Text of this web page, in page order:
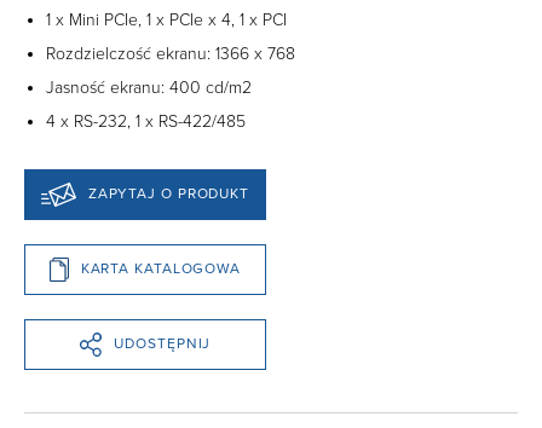
1 x Mini PCIe, 1 x PCIe x 4, 1 x PCI
Rozdzielczość ekranu: 1366 x 768
Jasność ekranu: 400 cd/m2
4 x RS-232, 1 x RS-422/485
ZAPYTAJ O PRODUKT
KARTA KATALOGOWA
UDOSTĘPNIJ